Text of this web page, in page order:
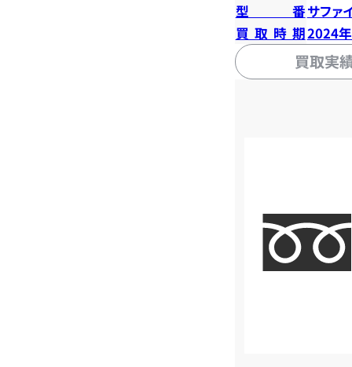
型番サファ
買取時期2024
買取実